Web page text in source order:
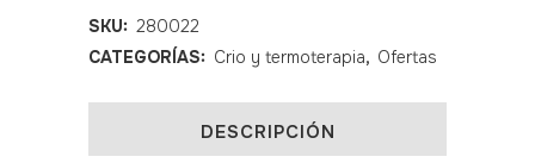
12
x
19
cm
SKU: 280022
CATEGORÍAS: Crio y termoterapia, Ofertas
DESCRIPCIÓN